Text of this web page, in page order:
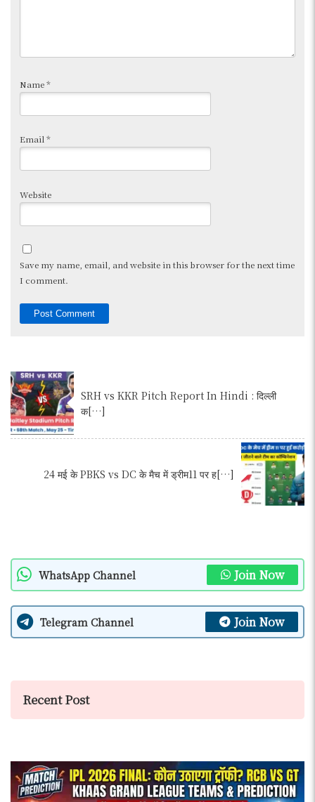
Name*
Email *
Website
Save my name, email, and website in this browser for the next time
I comment.
SRH vs KKR Pitch Report In Hindi : दिल्ली
क[…]
24 मई के PBKS vs DC के मैच में ड्रीम11 पर ह[…]
WhatsApp Channel Join Now
Telegram Channel Join Now
Recent Post